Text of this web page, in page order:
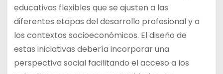
educativas flexibles que se ajusten a las
diferentes etapas del desarrollo profesional y a
los contextos socioeconómicos. El diseño de
estas iniciativas debería incorporar una
perspectiva social facilitando el acceso a los